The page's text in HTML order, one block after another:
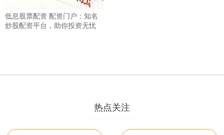
低息股票配资 配资门户：知名
炒股配资平台，助你投资无忧
热点关注